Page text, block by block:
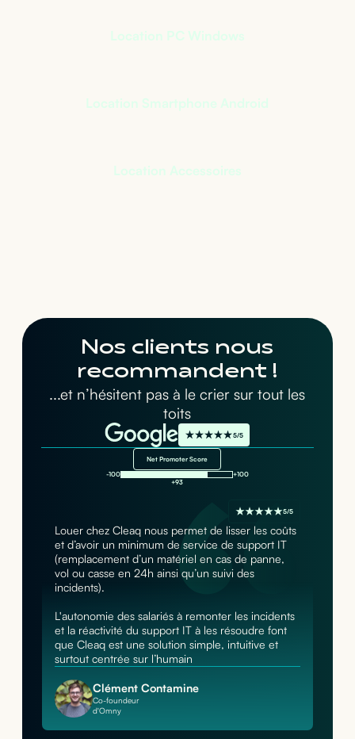
Location PC Windows
Location Smartphone Android
Location Accessoires
Nos clients nous
recommandent !
...et n’hésitent pas à le crier sur tout les
toits
5/5
Net Promoter Score
-100
+100
+93
5/5
Louer chez Cleaq nous permet de lisser les coûts
et d’avoir un minimum de service de support IT
(remplacement d’un matériel en cas de panne,
vol ou casse en 24h ainsi qu’un suivi des
incidents).
L'autonomie des salariés à remonter les incidents
et la réactivité du support IT à les résoudre font
que Cleaq est une solution simple, intuitive et
surtout centrée sur l’humain
Clément Contamine
Co-foundeur
d'Omny